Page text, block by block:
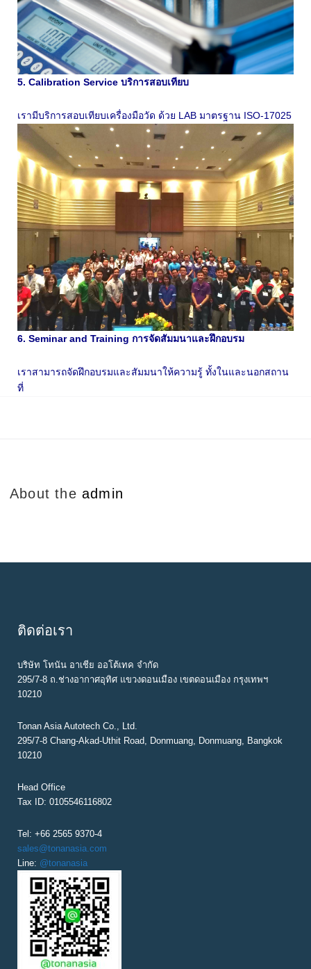
5. Calibration Service บริการสอบเทียบ
เรามีบริการสอบเทียบเครื่องมือวัด ด้วย LAB มาตรฐาน ISO-17025
6. Seminar and Training การจัดสัมมนาและฝึกอบรม
เราสามารถจัดฝึกอบรมและสัมมนาให้ความรู้ ทั้งในและนอกสถาน
ที่
About the admin
ติดต่อเรา
บริษัท โทนัน อาเชีย ออโต้เทค จำกัด
295/7-8 ถ.ช่างอากาศอุทิศ แขวงดอนเมือง เขตดอนเมือง กรุงเทพฯ
10210
Tonan Asia Autotech Co., Ltd.
295/7-8 Chang-Akad-Uthit Road, Donmuang, Donmuang, Bangkok
10210
Head Office
Tax ID: 0105546116802
Tel: +66 2565 9370-4
sales@tonanasia.com
Line: @tonanasia